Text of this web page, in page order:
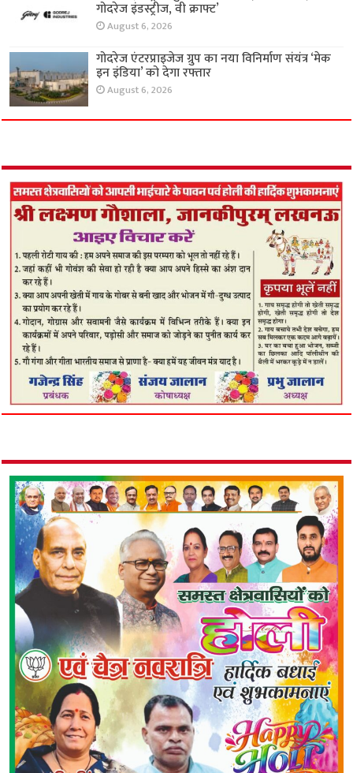
गोदरेज इंडस्ट्रीज, वी क्राफ्ट’
August 6, 2026
गोदरेज एंटरप्राइजेज ग्रुप का नया विनिर्माण संयंत्र ‘मेक
इन इंडिया’ को देगा रफ्तार
August 6, 2026